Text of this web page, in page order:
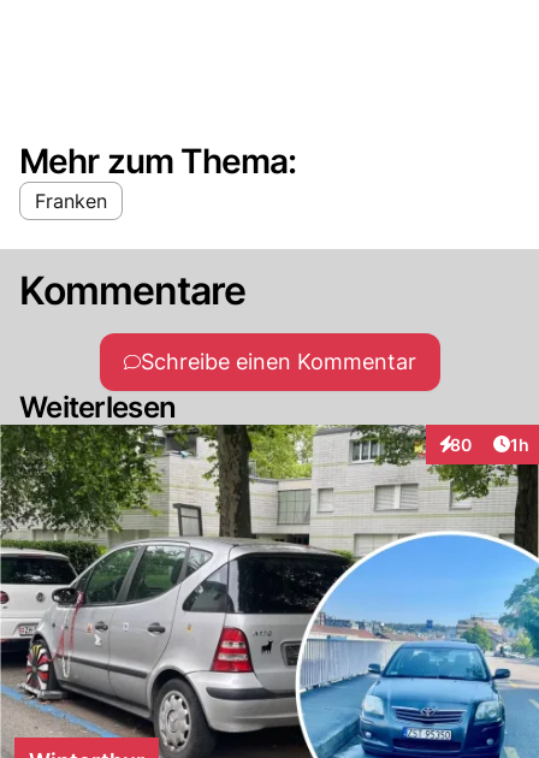
Mehr zum Thema:
Franken
Kommentare
Schreibe einen Kommentar
Weiterlesen
80
Interaktionen
1h